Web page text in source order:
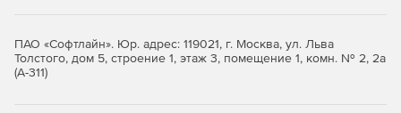
ПАО «Софтлайн». Юр. адрес: 119021, г. Москва, ул. Льва
Толстого, дом 5, строение 1, этаж 3, помещение 1, комн. № 2, 2а
(А-311)